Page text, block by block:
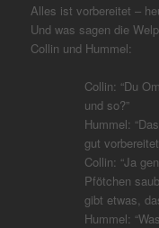
Alles ist vorbereitet –
Und was sagen die
Collin und Hummel:
Collin: “Du
und so?”
Hummel:
gut
Collin: “Ja
Pfötchen
gibt etwas,
Hummel: